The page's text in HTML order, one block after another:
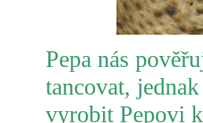
Pepa nás
tancovat,
vyrobit Pepovi